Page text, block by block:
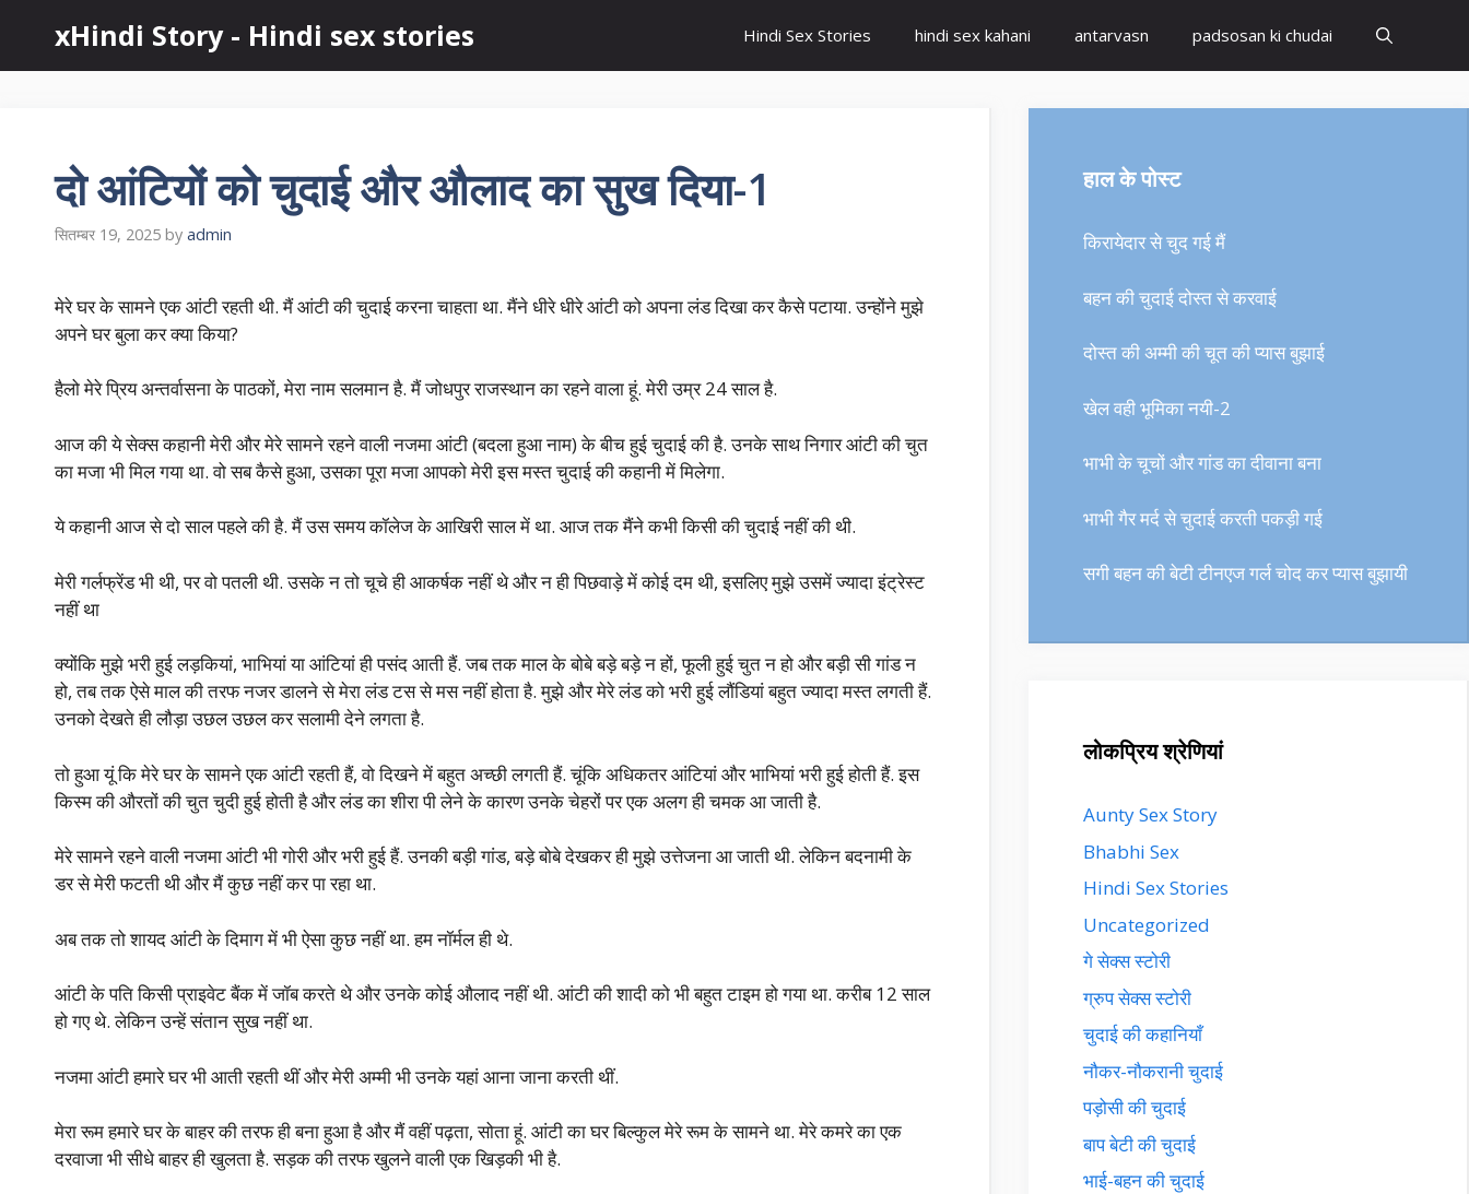
content
xHindi Story - Hindi sex stories Hindi Sex Stories hindi sex kahani antarvasn padsosan ki chudai
दो आंटियों को चुदाई और औलाद का सुख दिया-1
सितम्बर 19, 2025 by admin
मेरे घर के सामने एक आंटी रहती थी. मैं आंटी की चुदाई करना चाहता था. मैंने धीरे धीरे आंटी को अपना लंड दिखा कर कैसे पटाया. उन्होंने मुझे
अपने घर बुला कर क्या किया?
हैलो मेरे प्रिय अन्तर्वासना के पाठकों, मेरा नाम सलमान है. मैं जोधपुर राजस्थान का रहने वाला हूं. मेरी उम्र 24 साल है.
आज की ये सेक्स कहानी मेरी और मेरे सामने रहने वाली नजमा आंटी (बदला हुआ नाम) के बीच हुई चुदाई की है. उनके साथ निगार आंटी की चुत
का मजा भी मिल गया था. वो सब कैसे हुआ, उसका पूरा मजा आपको मेरी इस मस्त चुदाई की कहानी में मिलेगा.
ये कहानी आज से दो साल पहले की है. मैं उस समय कॉलेज के आखिरी साल में था. आज तक मैंने कभी किसी की चुदाई नहीं की थी.
मेरी गर्लफ्रेंड भी थी, पर वो पतली थी. उसके न तो चूचे ही आकर्षक नहीं थे और न ही पिछवाड़े में कोई दम थी, इसलिए मुझे उसमें ज्यादा इंट्रेस्ट
नहीं था
क्योंकि मुझे भरी हुई लड़कियां, भाभियां या आंटियां ही पसंद आती हैं. जब तक माल के बोबे बड़े बड़े न हों, फूली हुई चुत न हो और बड़ी सी गांड न
हो, तब तक ऐसे माल की तरफ नजर डालने से मेरा लंड टस से मस नहीं होता है. मुझे और मेरे लंड को भरी हुई लौंडियां बहुत ज्यादा मस्त लगती हैं.
उनको देखते ही लौड़ा उछल उछल कर सलामी देने लगता है.
तो हुआ यूं कि मेरे घर के सामने एक आंटी रहती हैं, वो दिखने में बहुत अच्छी लगती हैं. चूंकि अधिकतर आंटियां और भाभियां भरी हुई होती हैं. इस
किस्म की औरतों की चुत चुदी हुई होती है और लंड का शीरा पी लेने के कारण उनके चेहरों पर एक अलग ही चमक आ जाती है.
मेरे सामने रहने वाली नजमा आंटी भी गोरी और भरी हुई हैं. उनकी बड़ी गांड, बड़े बोबे देखकर ही मुझे उत्तेजना आ जाती थी. लेकिन बदनामी के
डर से मेरी फटती थी और मैं कुछ नहीं कर पा रहा था.
अब तक तो शायद आंटी के दिमाग में भी ऐसा कुछ नहीं था. हम नॉर्मल ही थे.
आंटी के पति किसी प्राइवेट बैंक में जॉब करते थे और उनके कोई औलाद नहीं थी. आंटी की शादी को भी बहुत टाइम हो गया था. करीब 12 साल
हो गए थे. लेकिन उन्हें संतान सुख नहीं था.
नजमा आंटी हमारे घर भी आती रहती थीं और मेरी अम्मी भी उनके यहां आना जाना करती थीं.
मेरा रूम हमारे घर के बाहर की तरफ ही बना हुआ है और मैं वहीं पढ़ता, सोता हूं. आंटी का घर बिल्कुल मेरे रूम के सामने था. मेरे कमरे का एक
दरवाजा भी सीधे बाहर ही खुलता है. सड़क की तरफ खुलने वाली एक खिड़की भी है.
हाल के पोस्ट
किरायेदार से चुद गई मैं
बहन की चुदाई दोस्त से करवाई
दोस्त की अम्मी की चूत की प्यास बुझाई
खेल वही भूमिका नयी-2
भाभी के चूचों और गांड का दीवाना बना
भाभी गैर मर्द से चुदाई करती पकड़ी गई
सगी बहन की बेटी टीनएज गर्ल चोद कर प्यास बुझायी
लोकप्रिय श्रेणियां
Aunty Sex Story
Bhabhi Sex
Hindi Sex Stories
Uncategorized
गे सेक्स स्टोरी
ग्रुप सेक्स स्टोरी
चुदाई की कहानियाँ
नौकर-नौकरानी चुदाई
पड़ोसी की चुदाई
बाप बेटी की चुदाई
भाई-बहन की चुदाई